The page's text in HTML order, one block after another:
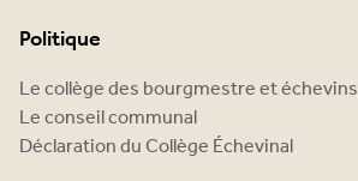
Politique
Le collège des bourgmestre et échevins
Le conseil communal
Déclaration du Collège Échevinal